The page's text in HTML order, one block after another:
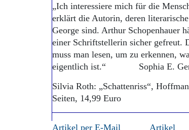
„Ich interessiere mich für die
erklärt die Autorin, deren
George sind. Arthur Schopenhauer
einer Schriftstellerin sicher gefreut.
muss man lesen, um zu erkennen,
eigentlich ist.“ Sophia E.
Silvia Roth: „Schattenriss“,
Seiten, 14,99 Euro
Artikel per E-Mail
Artikel